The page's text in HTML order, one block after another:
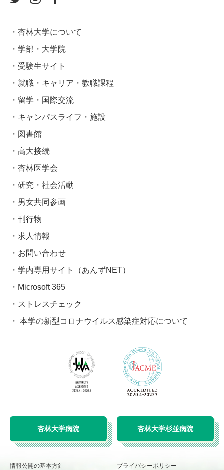
杏林大学について
学部・大学院
受験生サイト
就職・キャリア・教職課程
留学・国際交流
キャンパスライフ・施設
図書館
高大接続
杏林医学会
研究・社会活動
男女共同参画
刊行物
求人情報
お問い合わせ
学内専用サイト（あんずNET）
Microsoft 365
ストレスチェック
本学の新型コロナウイルス感染症対応について
杏林大学病院 杏林大学杉並病院
情報公開の基本方針 プライバシーポリシー